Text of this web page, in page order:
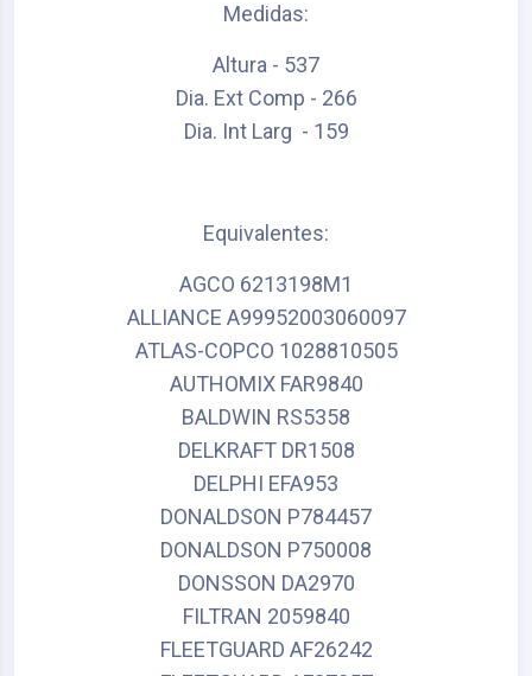
Medidas:
Altura - 537
Dia. Ext Comp - 266
Dia. Int Larg - 159
Equivalentes:
AGCO 6213198M1
ALLIANCE A99952003060097
ATLAS-COPCO 1028810505
AUTHOMIX FAR9840
BALDWIN RS5358
DELKRAFT DR1508
DELPHI EFA953
DONALDSON P784457
DONALDSON P750008
DONSSON DA2970
FILTRAN 2059840
FLEETGUARD AF26242